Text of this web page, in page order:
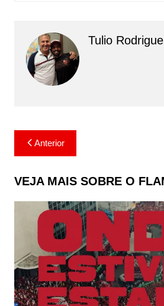
Tulio
Navegação
de
Post
Anterior
VEJA MAIS SOBRE O